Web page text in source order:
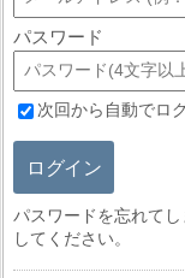
パスワード
次回から自動でロ
ログイン
パスワードを忘れて
してください。